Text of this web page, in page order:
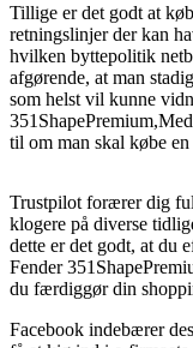
Tillige er det godt at
retningslinjer der kan
hvilken byttepolitik
afgørende, at man
som helst vil kunne
til om man skal købe
Trustpilot forærer dig
klogere på diverse
dette er det godt, at du
Fender
du færdiggør din
Facebook indebærer